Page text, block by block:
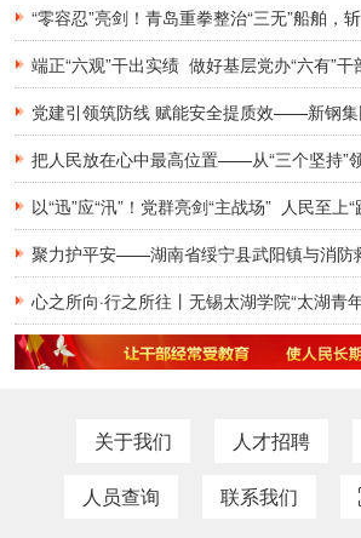
“零容忍”亮剑！青岛重拳整治“三无”船舶，
端正“六观”干出实绩 做好基层党办“六有”干
以“迅”应“汛”！党群亮剑“主战场” 人民至上“
聚力护平安——湖南省绥宁县武阳镇与消防
关于我们 人才招聘
人员查询
联系我们